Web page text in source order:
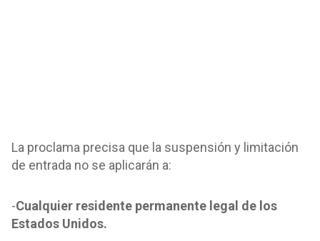
La proclama precisa que la suspensión y limitación
de entrada no se aplicarán a:
-Cualquier residente permanente legal de los
Estados Unidos.